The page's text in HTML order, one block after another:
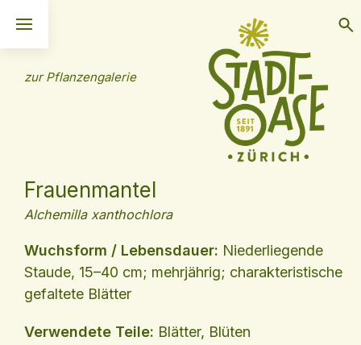
zur Pflanzengalerie
Frauenmantel
Alchemilla xanthochlora
Wuchsform / Lebensdauer: Niederliegende
Staude, 15–40 cm; mehrjährig; charakteristische
gefaltete Blätter
Verwendete Teile: Blätter, Blüten